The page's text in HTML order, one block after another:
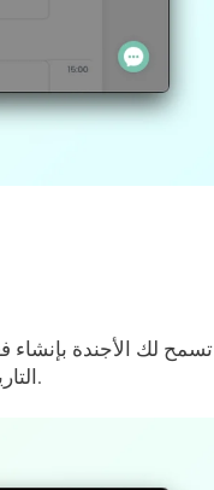
تسمح لك الأجندة بإنشاء
.